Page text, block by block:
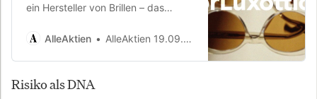
ein Hersteller von Brillen – das
technologische Innovation und
AlleAktien AlleAktien 19.09.2025
Risiko als DNA